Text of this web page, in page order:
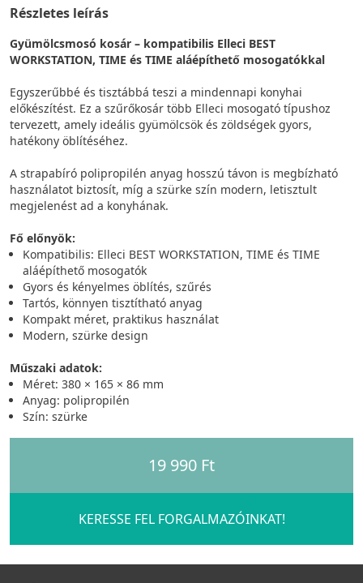
Részletes leírás
Gyümölcsmosó kosár – kompatibilis Elleci BEST
WORKSTATION, TIME és TIME aláépíthető mosogatókkal
Egyszerűbbé és tisztábbá teszi a mindennapi konyhai
előkészítést. Ez a szűrőkosár több Elleci mosogató típushoz
tervezett, amely ideális gyümölcsök és zöldségek gyors,
hatékony öblítéséhez.
A strapabíró polipropilén anyag hosszú távon is megbízható
használatot biztosít, míg a szürke szín modern, letisztult
megjelenést ad a konyhának.
Fő előnyök:
Kompatibilis: Elleci BEST WORKSTATION, TIME és TIME
aláépíthető mosogatók
Gyors és kényelmes öblítés, szűrés
Tartós, könnyen tisztítható anyag
Kompakt méret, praktikus használat
Modern, szürke design
Műszaki adatok:
Méret: 380 × 165 × 86 mm
Anyag: polipropilén
Szín: szürke
19 990 Ft
KERESSE FEL FORGALMAZÓINKAT!